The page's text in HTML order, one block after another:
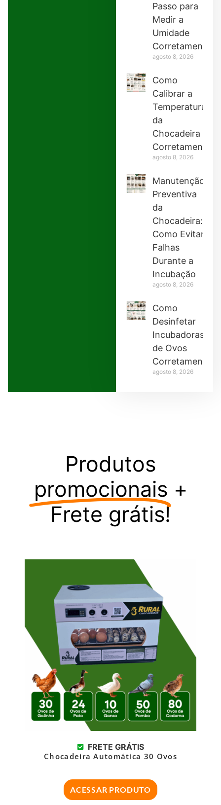
Passo para
Medir a
Umidade
Corretamente
agosto 8, 2026
Como
Calibrar a
Temperatura
da
Chocadeira
Corretamente
agosto 8, 2026
Manutenção
Preventiva
da
Chocadeira:
Como Evitar
Falhas
Durante a
Incubação
agosto 8, 2026
Como
Desinfetar
Incubadoras
de Ovos
Corretamente
agosto 8, 2026
Produtos
promocionais +
Frete grátis!
FRETE GRÁTIS
Chocadeira Automática 30 Ovos
ACESSAR PRODUTO